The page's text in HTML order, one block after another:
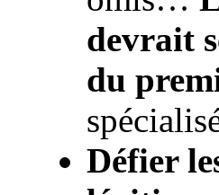
devrait
du
Défier